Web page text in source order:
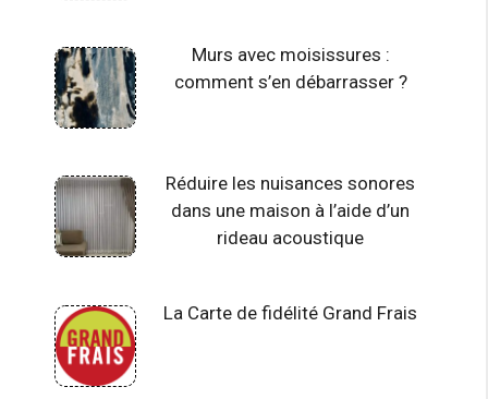
Murs avec moisissures :
comment s’en débarrasser ?
Réduire les nuisances sonores
dans une maison à l’aide d’un
rideau acoustique
La Carte de fidélité Grand Frais